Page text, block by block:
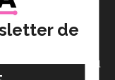
mundial de flag football
de